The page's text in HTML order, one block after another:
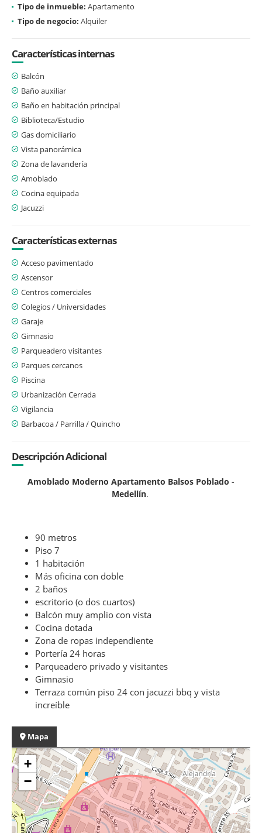
Tipo de inmueble: Apartamento
Tipo de negocio: Alquiler
Características internas
Balcón
Baño auxiliar
Baño en habitación principal
Biblioteca/Estudio
Gas domiciliario
Vista panorámica
Zona de lavandería
Amoblado
Cocina equipada
Jacuzzi
Características externas
Acceso pavimentado
Ascensor
Centros comerciales
Colegios / Universidades
Garaje
Gimnasio
Parqueadero visitantes
Parques cercanos
Piscina
Urbanización Cerrada
Vigilancia
Barbacoa / Parrilla / Quincho
Descripción Adicional
Amoblado Moderno Apartamento Balsos Poblado -
Medellín.
90 metros
Piso 7
1 habitación
Más oficina con doble
2 baños
escritorio (o dos cuartos)
Balcón muy amplio con vista
Cocina dotada
Zona de ropas independiente
Portería 24 horas
Parqueadero privado y visitantes
Gimnasio
Terraza común piso 24 con jacuzzi bbq y vista
increíble
Mapa
+
−